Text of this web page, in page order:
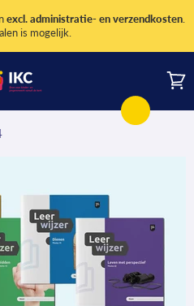
excl. administratie- en verzendkosten.
is mogelijk.